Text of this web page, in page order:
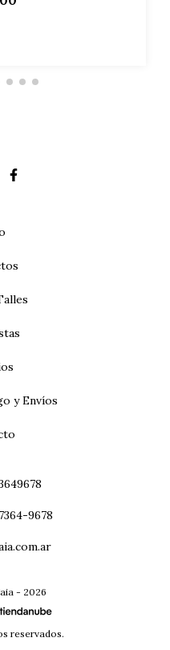
y Envíos
9678
- 2026
reservados.